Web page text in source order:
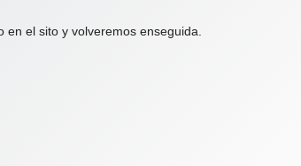
el sito y volveremos enseguida.